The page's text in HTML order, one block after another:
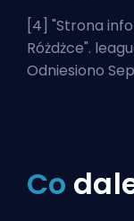
[4] "Strona
Różdżce".
Odniesiono
Co